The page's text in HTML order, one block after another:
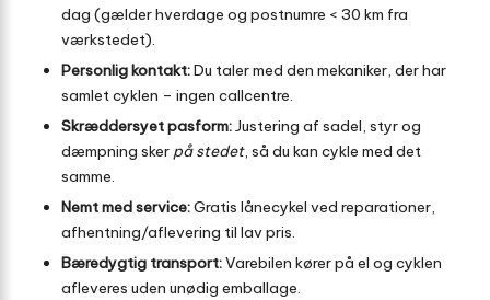
dag (gælder hverdage og postnumre < 30 km fra
værkstedet).
Personlig kontakt:Du taler med den mekaniker, der har
samlet cyklen – ingen callcentre.
Skræddersyet pasform:Justering af sadel, styr og
dæmpning sker på stedet, så du kan cykle med det
samme.
Nemt med service:Gratis lånecykel ved reparationer,
afhentning/aflevering til lav pris.
Bæredygtig transport:Varebilen kører på el og cyklen
afleveres uden unødig emballage.